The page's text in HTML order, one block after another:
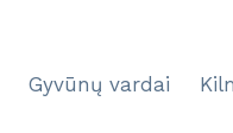
Gyvūnų vardai